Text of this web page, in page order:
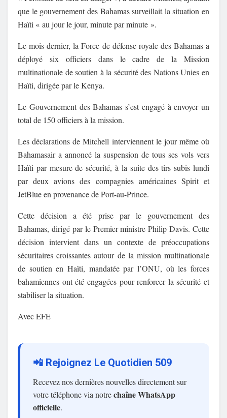
que le gouvernement des Bahamas surveillait la situation en
Haïti « au jour le jour, minute par minute ».
Le mois dernier, la Force de défense royale des Bahamas a
déployé six officiers dans le cadre de la Mission
multinationale de soutien à la sécurité des Nations Unies en
Haïti, dirigée par le Kenya.
Le Gouvernement des Bahamas s’est engagé à envoyer un
total de 150 officiers à la mission.
Les déclarations de Mitchell interviennent le jour même où
Bahamasair a annoncé la suspension de tous ses vols vers
Haïti par mesure de sécurité, à la suite des tirs subis lundi
par deux avions des compagnies américaines Spirit et
JetBlue en provenance de Port-au-Prince.
Cette décision a été prise par le gouvernement des
Bahamas, dirigé par le Premier ministre Philip Davis. Cette
décision intervient dans un contexte de préoccupations
sécuritaires croissantes autour de la mission multinationale
de soutien en Haïti, mandatée par l’ONU, où les forces
bahamiennes ont été engagées pour renforcer la sécurité et
stabiliser la situation.
Avec EFE
📲 Rejoignez Le Quotidien 509
Recevez nos dernières nouvelles directement sur
votre téléphone via notrechaîne WhatsApp
officielle.